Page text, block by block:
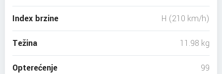
Index brzine H (210 km/h)
Težina 11.98 kg
Opterećenje 99